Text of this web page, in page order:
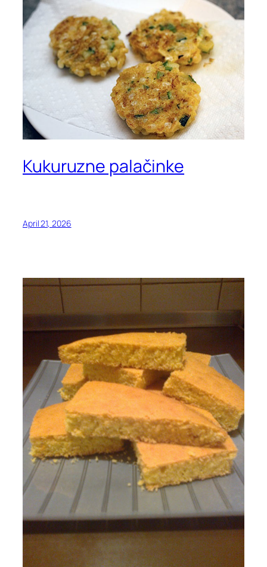
Kukuruzne palačinke
April 21, 2026